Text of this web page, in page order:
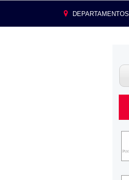
DEPARTAMENTOS